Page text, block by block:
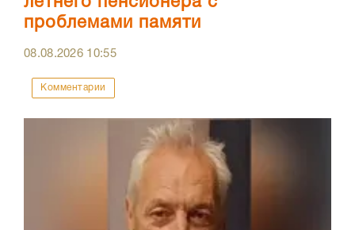
проблемами памяти
08.08.2026 10:55
Комментарии